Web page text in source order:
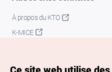
À propos du KTO
K-MICE